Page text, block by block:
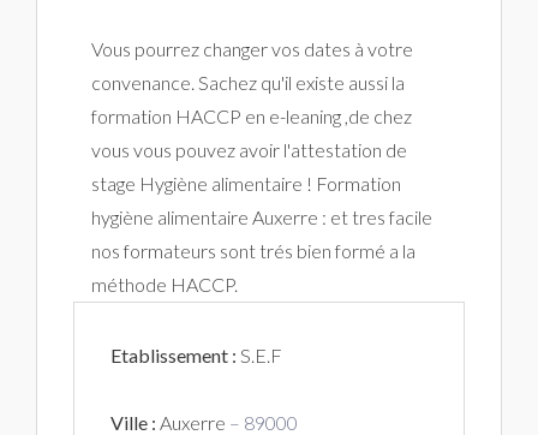
Vous pourrez changer vos dates à votre
convenance. Sachez qu'il existe aussi la
formation HACCP en e-leaning ,de chez
vous vous pouvez avoir l'attestation de
stage Hygiène alimentaire ! Formation
hygiène alimentaire Auxerre : et tres facile
nos formateurs sont trés bien formé a la
méthode HACCP.
Etablissement : S.E.F
Ville : Auxerre – 89000